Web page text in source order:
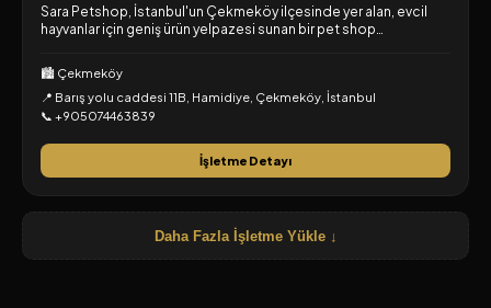
Sara Petshop, İstanbul'un Çekmeköy ilçesinde yer alan, evcil
hayvanlar için geniş ürün yelpazesi sunan bir pet shop
🏙️ Çekmeköy
📍 Barış yolu caddesi 11B, Hamidiye, Çekmeköy, İstanbul
📞 +905074463839
İşletme Detayı
Daha Fazla İşletme Yükle ↓